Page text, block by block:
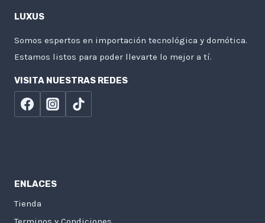
LUXUS
Somos espertos en importación tecnológica y domótica.
Estamos listos para poder llevarte lo mejor a tí.
VISITA NUESTRAS REDES
ENLACES
Tienda